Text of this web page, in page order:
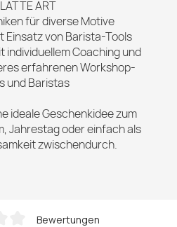
ART
für diverse Motive
Einsatz von Barista-Tools
individuellem Coaching und
erfahrenen Workshop-
und Baristas
ideale Geschenkidee zum
Jahrestag oder einfach als
zwischendurch.
Bewertungen